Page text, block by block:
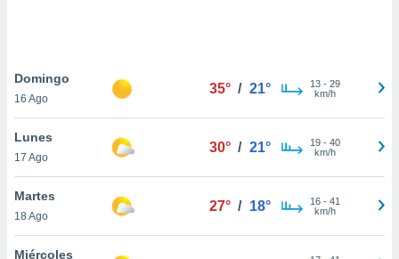
únicos
similares
como
sitio
Domingo
16 Ago
35° / 21° 13- 29
km/h
Lunes
17 Ago
30° / 21° 19- 40
km/h
Martes
18 Ago
27° / 18° 16- 41
km/h
Miércoles